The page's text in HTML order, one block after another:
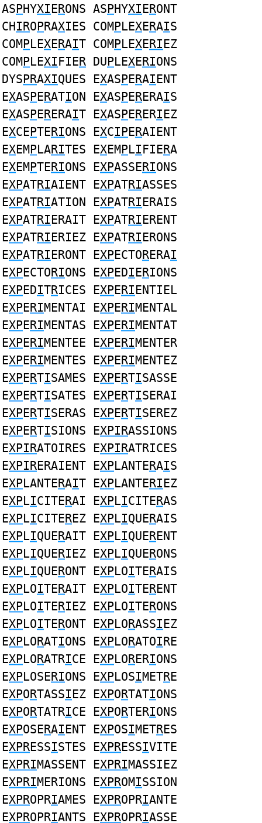
ASPHYXIERONS ASPHYXIERONT
CHIROPRAXIES COMPLEXERAIS
COMPLEXERAIT COMPLEXERIEZ
COMPLEXIFIER DUPLEXERIONS
DYSPRAXIQUES EXASPERAIENT
EXASPERATION EXASPERERAIS
EXASPERERAIT EXASPERERIEZ
EXCEPTERIONS EXCIPERAIENT
EXEMPLARITES EXEMPLIFIERA
EXEMPTERIONS EXPASSERIONS
EXPATRIAIENT EXPATRIASSES
EXPATRIATION EXPATRIERAIS
EXPATRIERAIT EXPATRIERENT
EXPATRIERIEZ EXPATRIERONS
EXPATRIERONT EXPECTORERAI
EXPECTORIONS EXPEDIERIONS
EXPEDITRICES EXPERIENTIEL
EXPERIMENTAI EXPERIMENTAL
EXPERIMENTAS EXPERIMENTAT
EXPERIMENTEE EXPERIMENTER
EXPERIMENTES EXPERIMENTEZ
EXPERTISAMES EXPERTISASSE
EXPERTISATES EXPERTISERAI
EXPERTISERAS EXPERTISEREZ
EXPERTISIONS EXPIRASSIONS
EXPIRATOIRES EXPIRATRICES
EXPIRERAIENT EXPLANTERAIS
EXPLANTERAIT EXPLANTERIEZ
EXPLICITERAI EXPLICITERAS
EXPLICITEREZ EXPLIQUERAIS
EXPLIQUERAIT EXPLIQUERENT
EXPLIQUERIEZ EXPLIQUERONS
EXPLIQUERONT EXPLOITERAIS
EXPLOITERAIT EXPLOITERENT
EXPLOITERIEZ EXPLOITERONS
EXPLOITERONT EXPLORASSIEZ
EXPLORATIONS EXPLORATOIRE
EXPLORATRICE EXPLORERIONS
EXPLOSERIONS EXPLOSIMETRE
EXPORTASSIEZ EXPORTATIONS
EXPORTATRICE EXPORTERIONS
EXPOSERAIENT EXPOSIMETRES
EXPRESSISTES EXPRESSIVITE
EXPRIMASSENT EXPRIMASSIEZ
EXPRIMERIONS EXPROMISSION
EXPROPRIAMES EXPROPRIANTE
EXPROPRIANTS EXPROPRIASSE